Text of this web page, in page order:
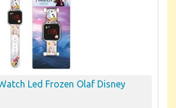
Led Frozen Olaf Disney